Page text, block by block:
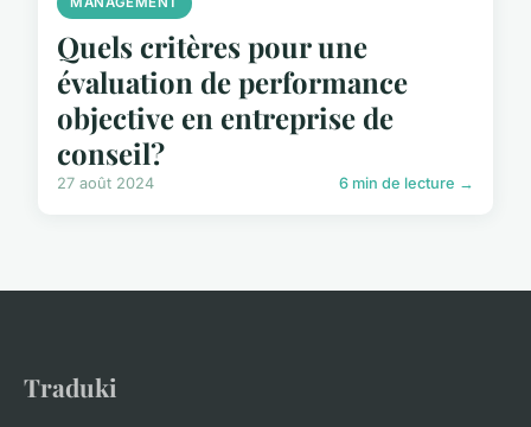
Quels critères pour une
évaluation de performance
objective en entreprise de
conseil?
27 août 2024 6 min de lecture →
Traduki